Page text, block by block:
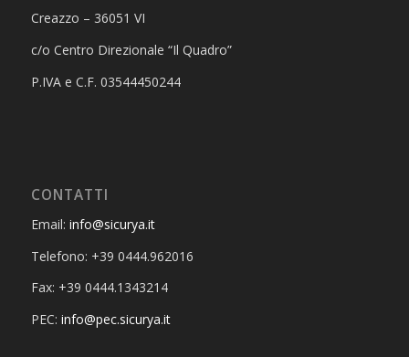
Creazzo – 36051 VI
c/o Centro Direzionale “Il Quadro”
P.IVA e C.F. 03544450244
CONTATTI
Email: info@sicurya.it
Telefono: +39 0444.962016
Fax: +39 0444.1343214
PEC: info@pec.sicurya.it